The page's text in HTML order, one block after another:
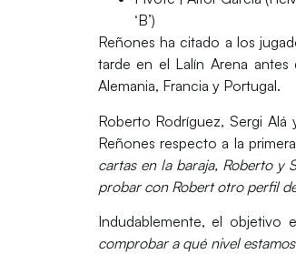
‘B’)
Reñones ha citado a los
tarde en el Lalín Arena
Alemania, Francia y Portugal.
Roberto Rodríguez, Sergi
Reñones respecto a la
cartas en la baraja, Roberto y
probar con Robert otro perfil
Indudablemente, el objetivo
comprobar a qué nivel estamos